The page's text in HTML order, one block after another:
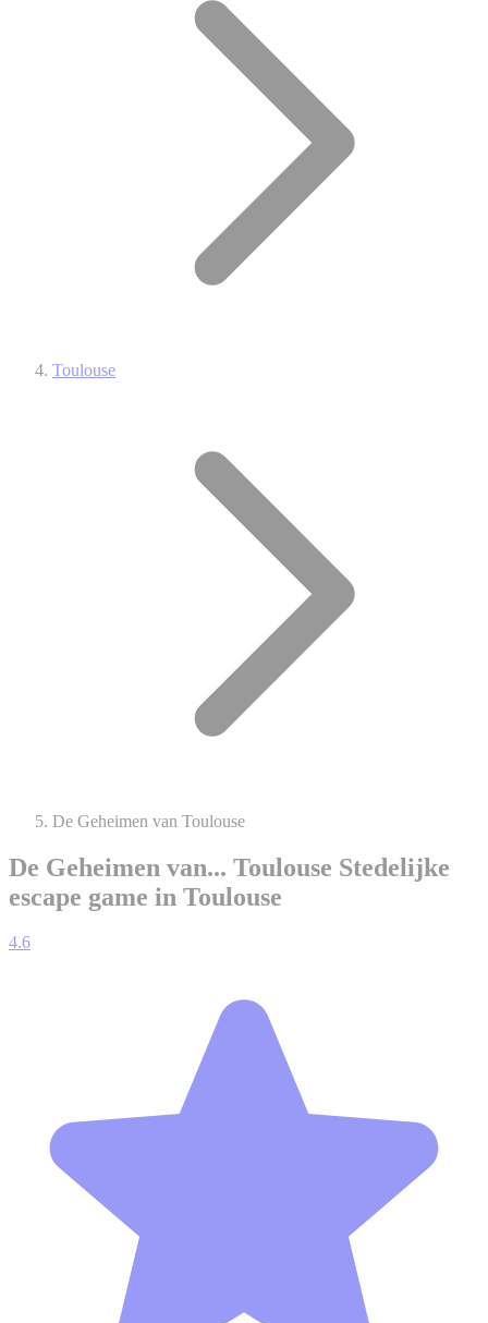
Toulouse
De Geheimen van Toulouse
De Geheimen van... Toulouse Stedelijke
escape game in Toulouse
4.6